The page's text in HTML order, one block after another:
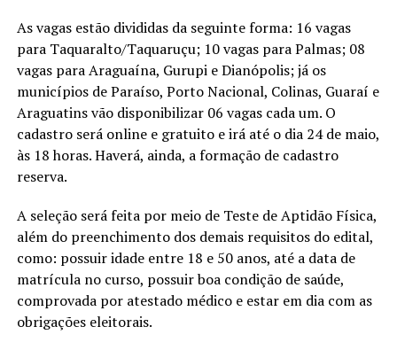
As vagas estão divididas da seguinte forma: 16 vagas
para Taquaralto/Taquaruçu; 10 vagas para Palmas; 08
vagas para Araguaína, Gurupi e Dianópolis; já os
municípios de Paraíso, Porto Nacional, Colinas, Guaraí e
Araguatins vão disponibilizar 06 vagas cada um. O
cadastro será online e gratuito e irá até o dia 24 de maio,
às 18 horas. Haverá, ainda, a formação de cadastro
reserva.
A seleção será feita por meio de Teste de Aptidão Física,
além do preenchimento dos demais requisitos do edital,
como: possuir idade entre 18 e 50 anos, até a data de
matrícula no curso, possuir boa condição de saúde,
comprovada por atestado médico e estar em dia com as
obrigações eleitorais.